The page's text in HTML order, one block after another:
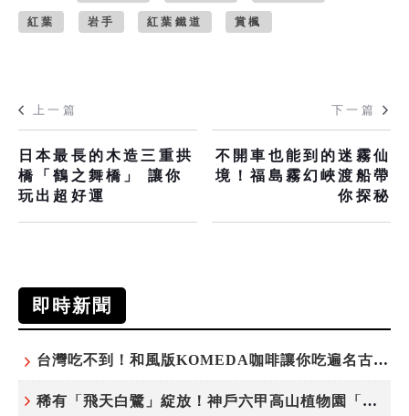
紅葉 岩手 紅葉鐵道 賞楓
上一篇
日本最長的木造三重拱
橋「鶴之舞橋」 讓你
玩出超好運
下一篇
不開車也能到的迷霧仙
境！福島霧幻峽渡船帶
你探秘
即時新聞
台灣吃不到！和風版KOMEDA咖啡讓你吃遍名古屋在地美食
稀有「飛天白鷺」綻放！神戶六甲高山植物園「鷺草」珍貴現身